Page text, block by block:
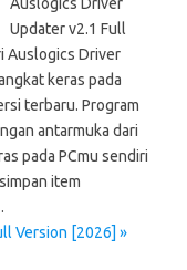
Updater v2.1 Full
Auslogics Driver
keras pada
terbaru. Program
antarmuka dari
pada PCmu sendiri
item
Version [2026] »